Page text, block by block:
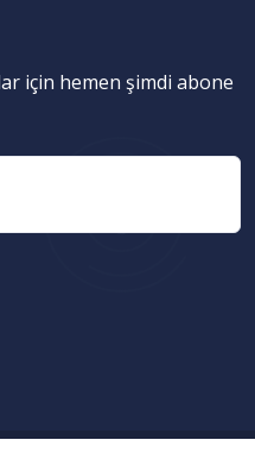
için hemen şimdi abone